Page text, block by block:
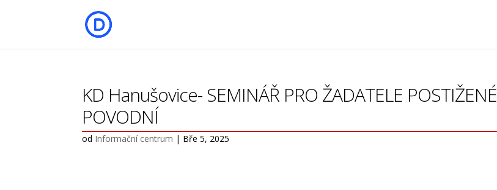
KD Hanušovice- SEMINÁŘ PRO ŽADATELE POSTIŽENÉ
POVODNÍ
od Informační centrum | Bře 5, 2025